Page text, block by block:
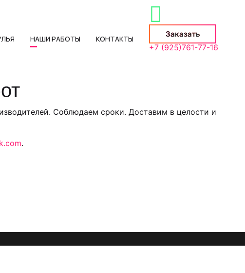
Заказать
+7 (925)761-77-16
НАШИ РАБОТЫ КОНТАКТЫ
Соблюдаем сроки. Доставим в целости и
.